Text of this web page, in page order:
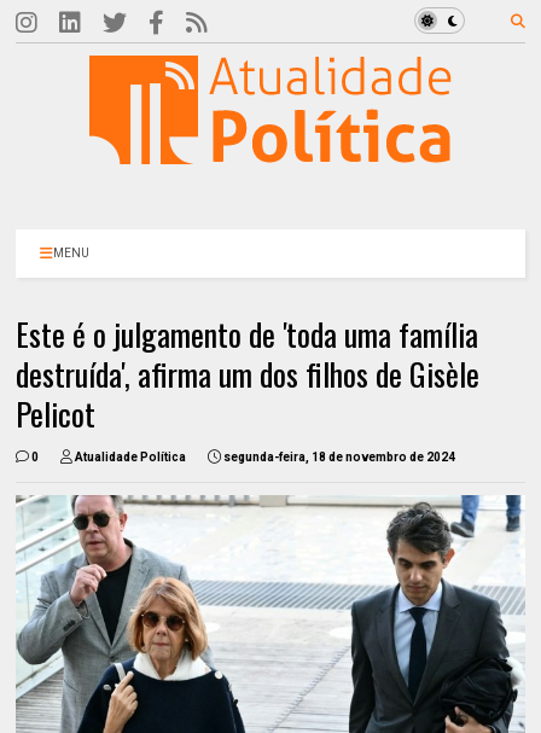
MENU
Este é o julgamento de 'toda uma família
destruída', afirma um dos filhos de Gisèle
Pelicot
0 Atualidade Política segunda-feira, 18 de novembro de 2024